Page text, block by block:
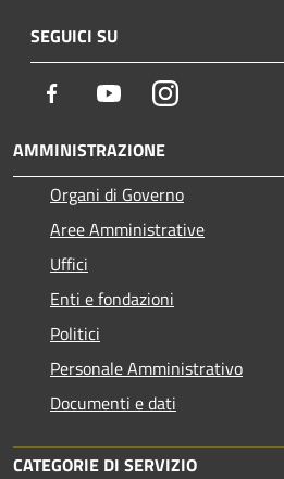
SEGUICI SU
Facebook YoutubeInstagram
AMMINISTRAZIONE
Organi di Governo
Aree Amministrative
Uffici
Enti e fondazioni
Politici
Personale Amministrativo
Documenti e dati
CATEGORIE DI SERVIZIO